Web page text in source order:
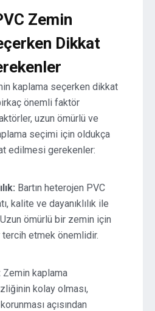
Zemin
Dikkat
kaplama seçerken dikkat
önemli faktör
uzun ömürlü ve
seçimi için oldukça
edilmesi gerekenler:
Bartın heterojen PVC
kalite ve dayanıklılık ile
ömürlü bir zemin için
etmek önemlidir.
Zemin kaplama
kolay olması,
açısından